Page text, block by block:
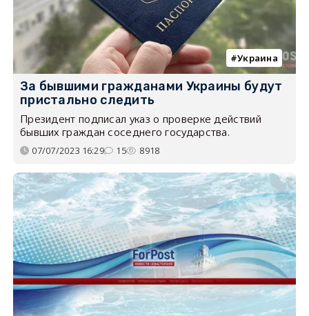
Украина
За бывшими гражданами Украины будут
пристально следить
Президент подписал указ о проверке действий
бывших граждан соседнего государства.
07/07/2023 16:29 15 8918